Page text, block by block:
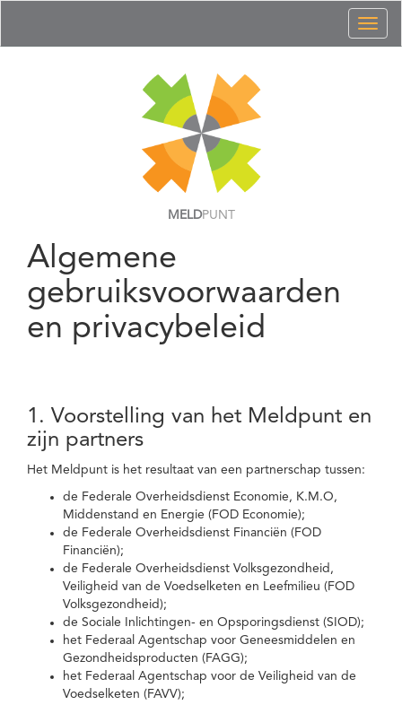
MELDPUNT
Algemene
gebruiksvoorwaarden
en privacybeleid
1. Voorstelling van het Meldpunt en
zijn partners
Het Meldpunt is het resultaat van een partnerschap tussen:
de Federale Overheidsdienst Economie, K.M.O,
Middenstand en Energie (FOD Economie);
de Federale Overheidsdienst Financiën (FOD
Financiën);
de Federale Overheidsdienst Volksgezondheid,
Veiligheid van de Voedselketen en Leefmilieu (FOD
Volksgezondheid);
de Sociale Inlichtingen- en Opsporingsdienst (SIOD);
het Federaal Agentschap voor Geneesmiddelen en
Gezondheidsproducten (FAGG);
het Federaal Agentschap voor de Veiligheid van de
Voedselketen (FAVV);